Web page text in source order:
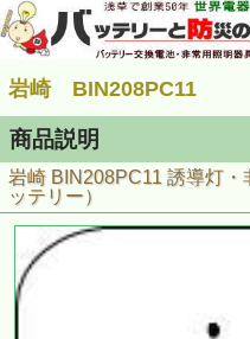
岩崎 BIN208PC11
商品説明
岩崎 BIN208PC11 誘導灯
ッテリー）